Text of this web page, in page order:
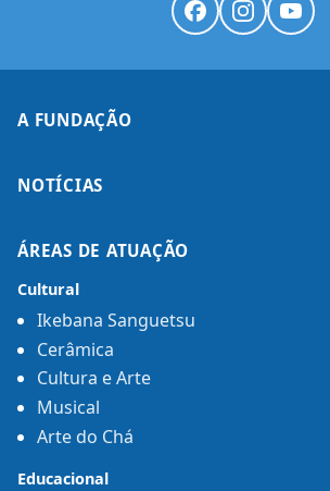
A FUNDAÇÃO
NOTÍCIAS
ÁREAS DE ATUAÇÃO
Cultural
Ikebana Sanguetsu
Cerâmica
Cultura e Arte
Musical
Arte do Chá
Educacional